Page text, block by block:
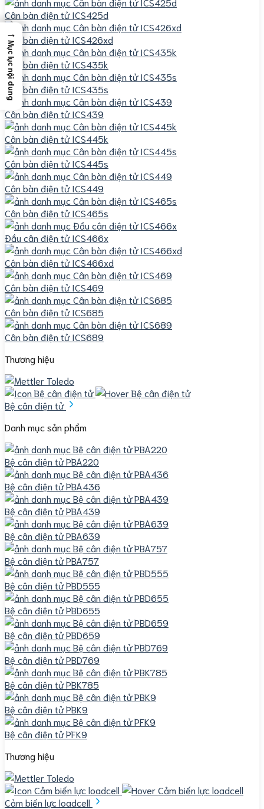
Cân bàn điện tử ICS425d
Cân bàn điện tử ICS426xd
Cân bàn điện tử ICS435k
Cân bàn điện tử ICS435s
Cân bàn điện tử ICS439
Cân bàn điện tử ICS445k
Cân bàn điện tử ICS445s
Cân bàn điện tử ICS449
Cân bàn điện tử ICS465s
Đầu cân điện tử ICS466x
Cân bàn điện tử ICS466xd
Cân bàn điện tử ICS469
Cân bàn điện tử ICS685
Cân bàn điện tử ICS689
Thương hiệu
Bệ cân điện tử
Danh mục sản phẩm
Bệ cân điện tử PBA220
Bệ cân điện tử PBA436
Bệ cân điện tử PBA439
Bệ cân điện tử PBA639
Bệ cân điện tử PBA757
Bệ cân điện tử PBD555
Bệ cân điện tử PBD655
Bệ cân điện tử PBD659
Bệ cân điện tử PBD769
Bệ cân điện tử PBK785
Bệ cân điện tử PBK9
Bệ cân điện tử PFK9
Thương hiệu
Cảm biến lực loadcell
→
Mục lục nội dung